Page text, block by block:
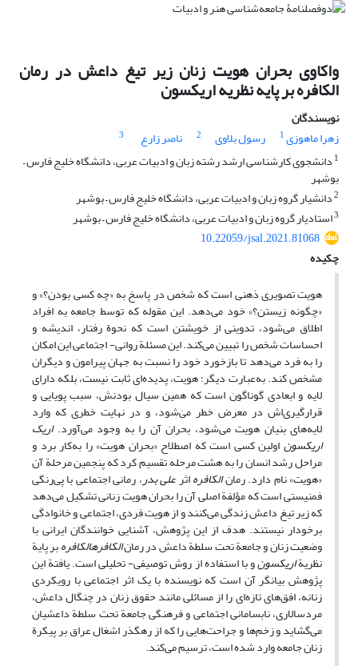
واکاوی بحران هویت زنان زیر تیغ داعش در رمان
الکافره بر پایه نظریه اریکسون
نویسندگان
زهرا ماهوزی1 رسول بلاوی 2 ناصر زارع
3
1 دانشجوی کارشناسی ارشد رشته زبان و ادبیات عربی، دانشگاه خلیج فارس –
بوشهر
2دانشیار گروه زبان و ادبیات عربی، دانشگاه خلیج فارس – بوشهر
3استادیار گروه زبان و ادبیات عربی، دانشگاه خلیج فارس – بوشهر
10.22059/jsal.2021.81068
چکیده
هویت تصویری ذهنی است که شخص در پاسخ به «چه کسی بودن؟» و
«چگونه زیستن؟» خود می‌دهد. این مقوله که توسط جامعه به افراد
اطلاق می‌شود، تدوینی از خویشتن است که نحوة رفتار، اندیشه و
احساسات شخص را تبیین می‌کند. این مسئلة روانی- اجتماعی این امکان
را به فرد می‌دهد تا بازخورد خود را نسبت به جهان پیرامون و دیگران
مشخص کند. به‌عبارت دیگر؛ هویت، پدیده‌ای ثابت نیست، بلکه دارای
لایه و ابعادی گوناگون است که همین سیال بودنش، سبب پویایی و
قرارگیری‌اش در معرض خطر می‌َشود، و در نهایت خطری که وارد
لایه‌های بنیان هویت می‌شود، بحران آن را به وجود می‌آورد.اریک
اریکسوناولین کسی است که اصطلاح «بحران هویت» را به‌کار برد و
مراحل رشد انسان را به هشت مرحله تقسیم کرد که پنجمین مرحلة آن
«هویت» نام دارد. رمانالکافرهاثرعلی بدر، رمانی اجتماعی با پی‌رنگی
فمنیستی است که مؤلفة اصلی آن را بحران هویت زنانی تشکیل می‌دهد
که زیر تیغ داعش زندگی می‌کنند و از هویت فردی، اجتماعی و خانوادگی
برخودار نیستند. هدف از این پژوهش، آشنایی خوانندگان ایرانی با
وضعیت زنان و جامعة تحت سلطة داعش در رمانالکافرهالکافرهبر پایة
نظریةاریکسونو با استفاده از روش توصیفی- تحلیلی است. یافتة این
پژوهش بیانگر آن است که نویسنده با یک اثر اجتماعی با رویکردی
زنانه، افق‌های تازه‌ای را از مسائلی مانند حقوق زنان در چنگال داعش،
مردسالاری، نابسامانی اجتماعی و فرهنگی جامعة تحت سلطة داعشیان
می‌گشاید و زخم‌ها و جراحت‌هایی را که از رهگذر اشغال عراق بر پیکرة
زنان جامعه وارد شده است، ترسیم می‌کند.